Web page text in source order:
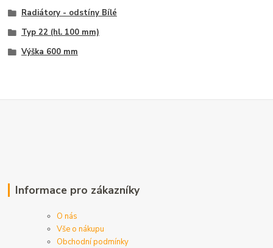
Radiátory - odstíny Bílé
Typ 22 (hl. 100 mm)
Výška 600 mm
Informace pro zákazníky
O nás
Vše o nákupu
Obchodní podmínky